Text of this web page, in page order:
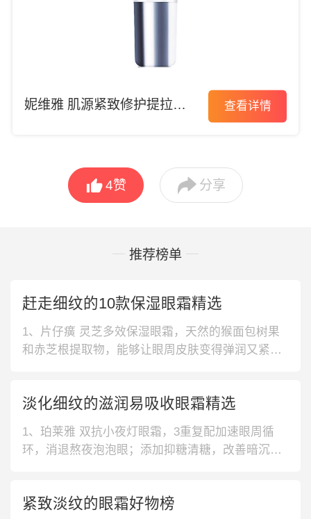
妮维雅 肌源紧致修护提拉眼
查看详情
4赞  分享
推荐榜单
赶走细纹的10款保湿眼霜精选
1、片仔癀 灵芝多效保湿眼霜，天然的猴面包树果
和赤芝根提取物，能够让眼周皮肤变得弹润又紧
多重亮肤因子快速渗透到肌肤底层，改善黑眼圈和
色沉，让眼周更透亮。深度补水提升眼周含水量，
让皮肤更有弹性。3、科颜氏 牛油果
淡化细纹的滋润易吸收眼霜精选
1、珀莱雅 双抗小夜灯眼霜，3重复配加速眼周循
环，消退熬夜泡泡眼；添加抑糖清糖，改善暗沉提
眼周细纹，细腻饱满有光泽，重现大眼神采；蕴含
紧致淡纹的眼霜好物榜